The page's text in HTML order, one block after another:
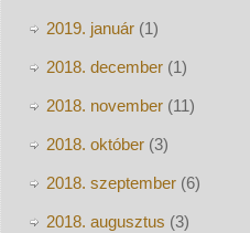
2019. január(1)
2018. december(1)
2018. november(11)
2018. október(3)
2018. szeptember(6)
2018. augusztus (3)